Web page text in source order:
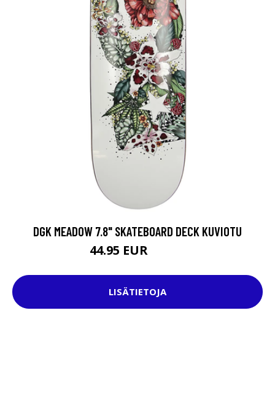
DGK MEADOW 7.8" SKATEBOARD DECK KUVIOTU
44.95 EUR
LISÄTIETOJA